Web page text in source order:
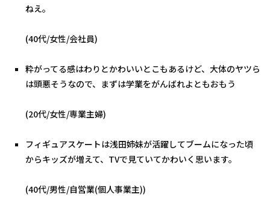
ねえ。
(40代/女性/会社員)
粋がってる感はわりとかわいいとこもあるけど、大体のヤツら
は頭悪そうなので、まずは学業をがんばれよともおもう
(20代/女性/専業主婦)
フィギュアスケートは浅田姉妹が活躍してブームになった頃
からキッズが増えて、TVで見ていてかわいく思います。
(40代/男性/自営業(個人事業主))